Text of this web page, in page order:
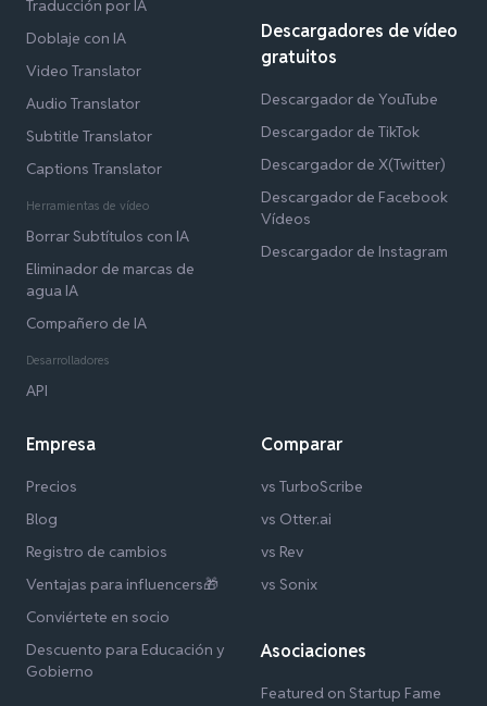
Traducción por IA
Doblaje con IA
Video Translator
Audio Translator
Subtitle Translator
Captions Translator
Herramientas de vídeo
Borrar Subtítulos con IA
Eliminador de marcas de
agua IA
Compañero de IA
Desarrolladores
API
Descargadores de vídeo
gratuitos
Descargador de YouTube
Descargador de TikTok
Descargador de X(Twitter)
Descargador de Facebook
Vídeos
Descargador de Instagram
Empresa
Precios
Blog
Registro de cambios
Ventajas para influencers🎁
Conviértete en socio
Descuento para Educación y
Gobierno
Comparar
vs TurboScribe
vs Otter.ai
vs Rev
vs Sonix
Asociaciones
Featured on Startup Fame